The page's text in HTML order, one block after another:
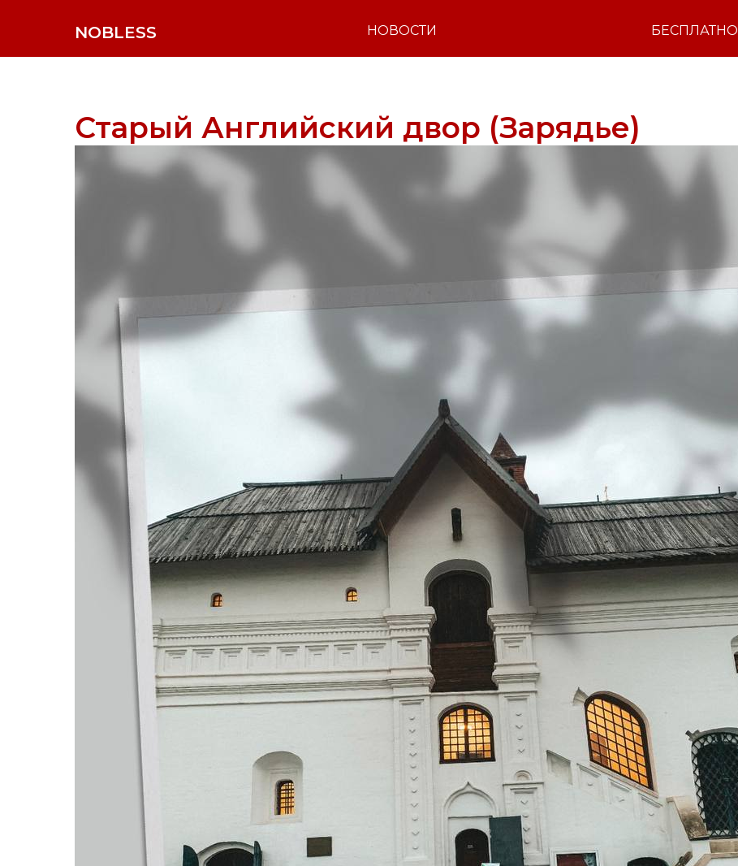
NOBLESS НОВОСТИ БЕСПЛАТНО
Старый Английский двор (Зарядье)